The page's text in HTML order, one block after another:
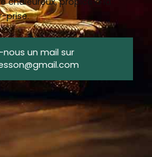
prise.
nous un mail sur